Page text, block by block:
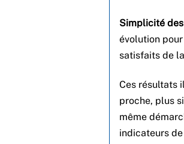
Simplicité
évolution
satisfaits de
Ces résultats
proche, plus
même
indicateurs